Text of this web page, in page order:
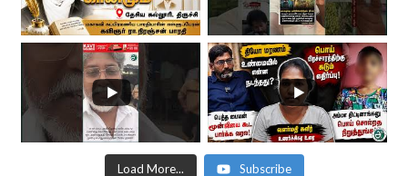
Load More... Subscribe